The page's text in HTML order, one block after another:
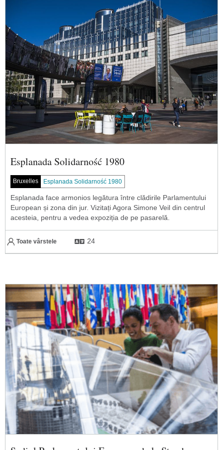
Esplanada Solidarność 1980
Bruxelles Esplanada Solidarność 1980
Esplanada face armonios legătura între clădirile Parlamentului
European și zona din jur. Vizitați Agora Simone Veil din centrul
acesteia, pentru a vedea expoziția de pe pasarelă.
Toate vârstele 24